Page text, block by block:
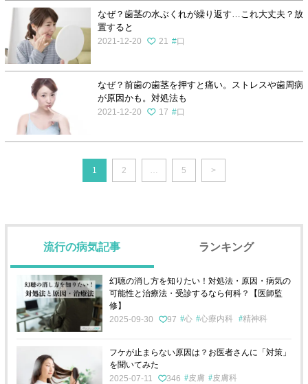
なぜ？歯茎の水ぶくれが繰り返す…これ大丈夫？放
置すると
2021-12-20 21 口
なぜ？前歯の歯茎を押すと痛い。ストレスや歯周病
が原因かも。対処法も
2021-12-20 17 口
1 2 … 5 >
流行の病気記事 ランキング
幻聴の消し方を知りたい！対処法・原因・病気の
可能性と治療法・受診するなら何科？【医師監
修】
2025-09-30
97 心 心療内科 精神科
フケが止まらない原因は？お医者さんに「対策」
を聞いてみた
2025-07-11
346 皮膚 皮膚科